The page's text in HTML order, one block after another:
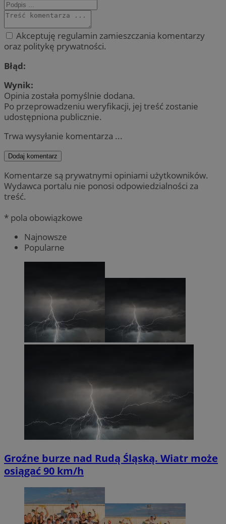
Akceptuję regulamin zamieszczania komentarzy
oraz politykę prywatności.
Błąd:
Wynik:
Opinia została pomyślnie dodana.
Po przeprowadzeniu weryfikacji, jej treść zostanie
udostępniona publicznie.
Trwa wysyłanie komentarza ...
Dodaj komentarz
Komentarze są prywatnymi opiniami użytkowników.
Wydawca portalu nie ponosi odpowiedzialności za
treść.
* pola obowiązkowe
Najnowsze
Popularne
Groźne burze nad Rudą Śląską. Wiatr może
osiągać 90 km/h